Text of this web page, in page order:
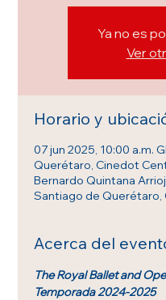
Ya no es
Ver
Horario y
07 jun 2025, 10:00 a.m.
Querétaro, Cinedot
Bernardo Quintana
Santiago de Querétaro,
Acerca del
The Royal Ballet and
Temporada 2024-2025